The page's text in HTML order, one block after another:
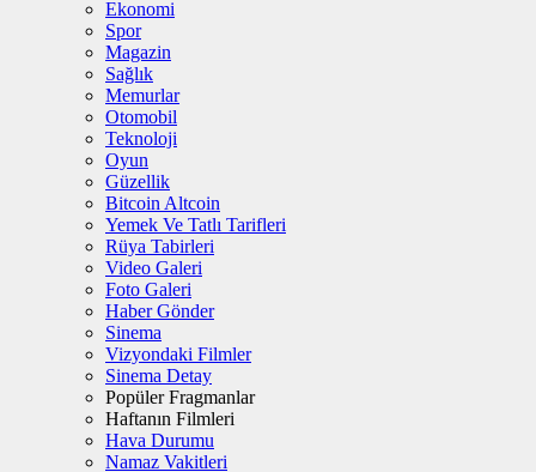
Ekonomi
Spor
Magazin
Sağlık
Memurlar
Otomobil
Teknoloji
Oyun
Güzellik
Bitcoin Altcoin
Yemek Ve Tatlı Tarifleri
Rüya Tabirleri
Video Galeri
Foto Galeri
Haber Gönder
Sinema
Vizyondaki Filmler
Sinema Detay
Popüler Fragmanlar
Haftanın Filmleri
Hava Durumu
Namaz Vakitleri